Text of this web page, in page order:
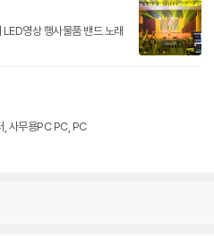
리사이클IT기기, 피벗모니터, 사무용모니터, 사무용PC PC, PC